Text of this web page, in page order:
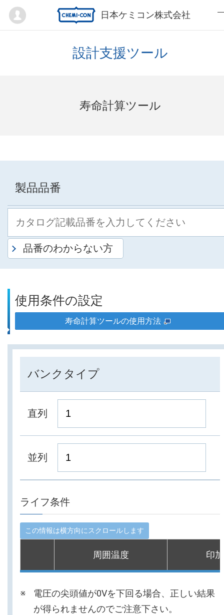
日本ケミコン株式会社
Mypage
設計支援ツール
寿命計算ツール
製品品番
品番のわからない方
使用条件の設定
寿命計算ツールの使用方法
バンクタイプ
直列
並列
ライフ条件
周囲温度 印
電圧の尖頭値が0Vを下回る場合、正しい結果
が得られませんのでご注意下さい。